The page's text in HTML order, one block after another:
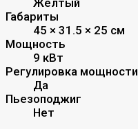
Габариты
45 × 31.5 × 25 см
Мощность
9 кВт
Регулировка мощности
Да
Пьезоподжиг
Нет